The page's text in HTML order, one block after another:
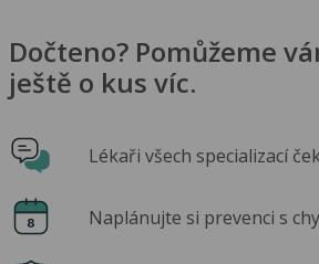
Dočteno? Pomůžeme
ještě o kus víc.
Lékaři všech specializací
Naplánujte si prevenci s